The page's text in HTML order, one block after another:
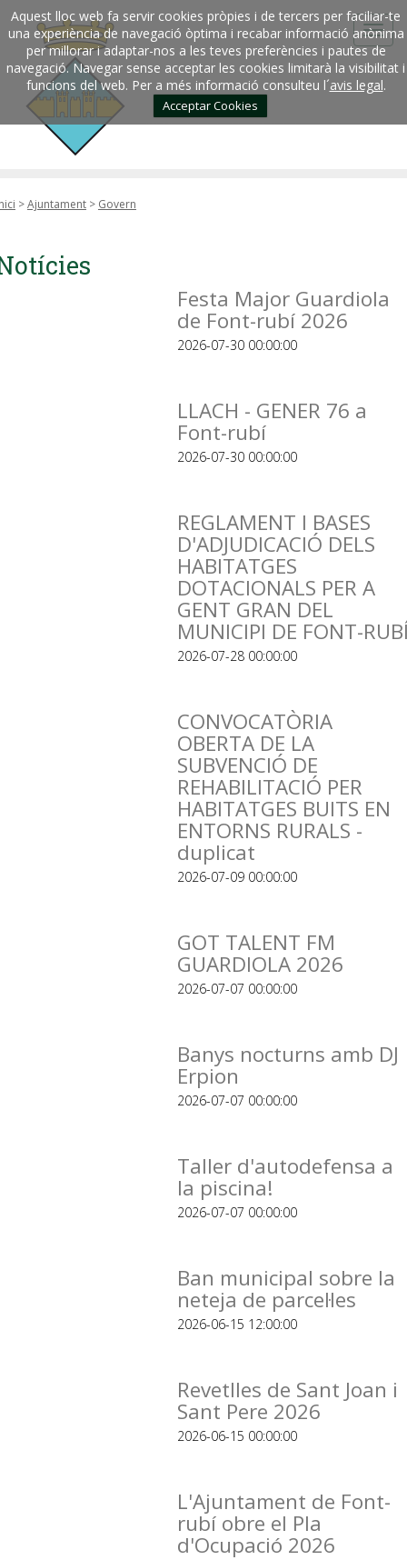
Aquest lloc web fa servir cookies pròpies i de tercers per faciliar-te
una experiència de navegació òptima i recabar informació anònima
per millorar i adaptar-nos a les teves preferències i pautes de
navegació. Navegar sense acceptar les cookies limitarà la visibilitat i
funcions del web. Per a més informació consulteu l´avis legal.
Acceptar Cookies
>Ajuntament > Govern
Festa Major Guardiola
de Font-rubí 2026
2026-07-30 00:00:00
LLACH - GENER 76 a
Font-rubí
2026-07-30 00:00:00
REGLAMENT I BASES
D'ADJUDICACIÓ DELS
HABITATGES
DOTACIONALS PER A
GENT GRAN DEL
MUNICIPI DE FONT-
2026-07-28 00:00:00
CONVOCATÒRIA
OBERTA DE LA
SUBVENCIÓ DE
REHABILITACIÓ PER
HABITATGES BUITS EN
ENTORNS RURALS -
duplicat
2026-07-09 00:00:00
GOT TALENT FM
GUARDIOLA 2026
2026-07-07 00:00:00
Banys nocturns amb DJ
Erpion
2026-07-07 00:00:00
Taller d'autodefensa a
la piscina!
2026-07-07 00:00:00
Ban municipal sobre la
neteja de parcel·les
2026-06-15 12:00:00
Revetlles de Sant Joan i
Sant Pere 2026
2026-06-15 00:00:00
L'Ajuntament de Font-
rubí obre el Pla
d'Ocupació 2026